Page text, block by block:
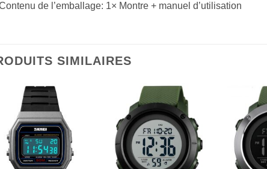
de l’emballage: 1× Montre + manuel d’utilisation
SIMILAIRES